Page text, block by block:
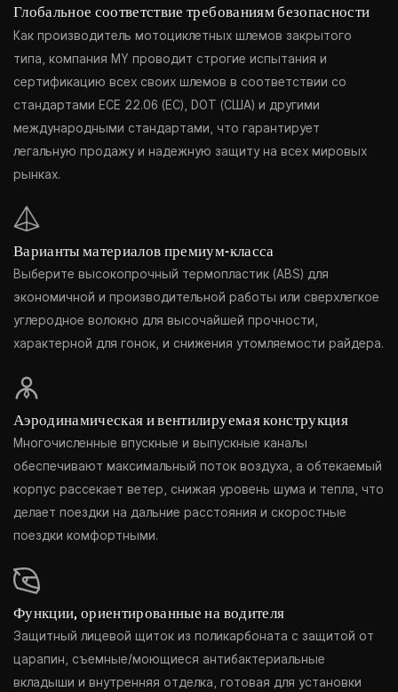
Глобальное соответствие требованиям безопасности
Как производитель мотоциклетных шлемов закрытого
типа, компания MY проводит строгие испытания и
сертификацию всех своих шлемов в соответствии со
стандартами ECE 22.06 (ЕС), DOT (США) и другими
международными стандартами, что гарантирует
легальную продажу и надежную защиту на всех мировых
рынках.
Варианты материалов премиум-класса
Выберите высокопрочный термопластик (ABS) для
экономичной и производительной работы или сверхлегкое
углеродное волокно для высочайшей прочности,
характерной для гонок, и снижения утомляемости райдера.
Аэродинамическая и вентилируемая конструкция
Многочисленные впускные и выпускные каналы
обеспечивают максимальный поток воздуха, а обтекаемый
корпус рассекает ветер, снижая уровень шума и тепла, что
делает поездки на дальние расстояния и скоростные
поездки комфортными.
Функции, ориентированные на водителя
Защитный лицевой щиток из поликарбоната с защитой от
царапин, съемные/моющиеся антибактериальные
вкладыши и внутренняя отделка, готовая для установки